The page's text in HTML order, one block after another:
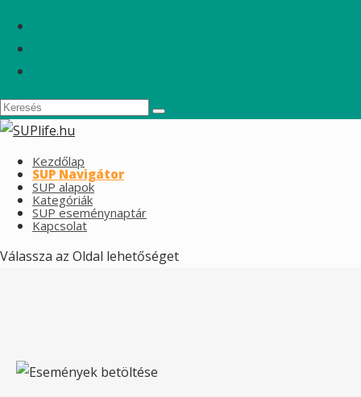
Kezdőlap
SUP Navigátor
SUP alapok
Kategóriák
SUP eseménynaptár
Kapcsolat
Válassza az Oldal lehetőséget